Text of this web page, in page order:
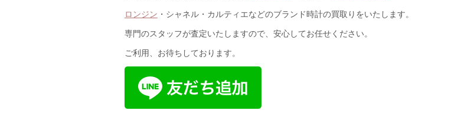
ロンジン ・シャネル・カルティエなどのブランド時計の買取りをいたします。
専門のスタッフが査定いたしますので、安心してお任せください。
ご利用、お待ちしております。